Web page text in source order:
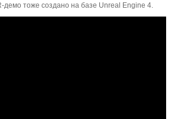
демо тоже создано на базе Unreal Engine 4.